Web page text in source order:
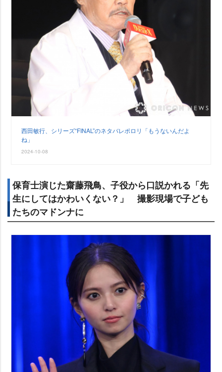
西田敏行、シリーズ“FINAL”のネタバレポロリ「もうないんだよ
ね」
2024-10-08
保育士演じた齋藤飛鳥、子役から口説かれる「先
生にしてはかわいくない？」 撮影現場で子ども
たちのマドンナに